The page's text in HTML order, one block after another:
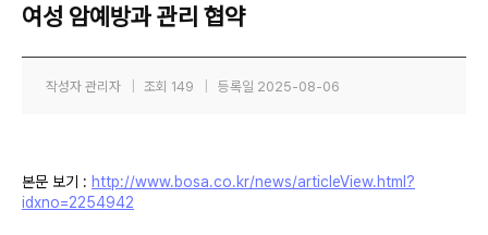
여성 암예방과 관리 협약
작성자 관리자 조회 149 등록일 2025-08-06
본문 보기 : http://www.bosa.co.kr/news/articleView.html?
idxno=2254942